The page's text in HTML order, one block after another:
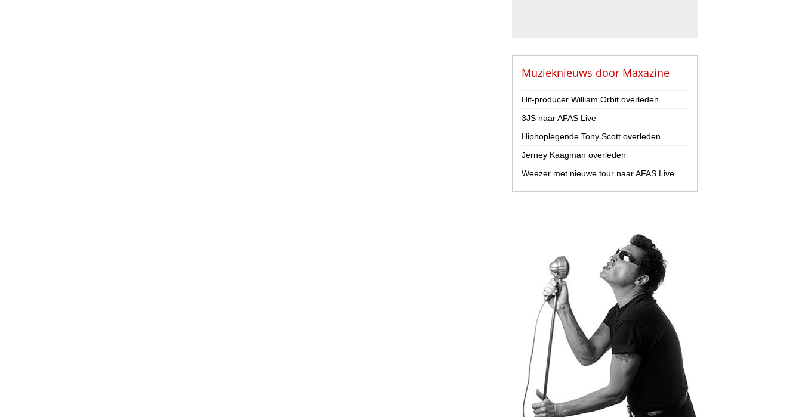
Muzieknieuws door Maxazine
Hit-producer William Orbit overleden
3JS naar AFAS Live
Hiphoplegende Tony Scott overleden
Jerney Kaagman overleden
Weezer met nieuwe tour naar AFAS Live